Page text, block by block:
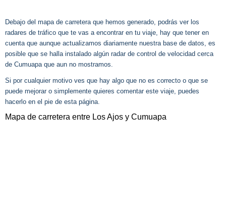
Debajo del mapa de carretera que hemos generado, podrás ver los
radares de tráfico que te vas a encontrar en tu viaje, hay que tener en
cuenta que aunque actualizamos diariamente nuestra base de datos, es
posible que se halla instalado algún radar de control de velocidad cerca
de Cumuapa que aun no mostramos.
Si por cualquier motivo ves que hay algo que no es correcto o que se
puede mejorar o simplemente quieres comentar este viaje, puedes
hacerlo en el pie de esta página.
Mapa de carretera entre Los Ajos y Cumuapa